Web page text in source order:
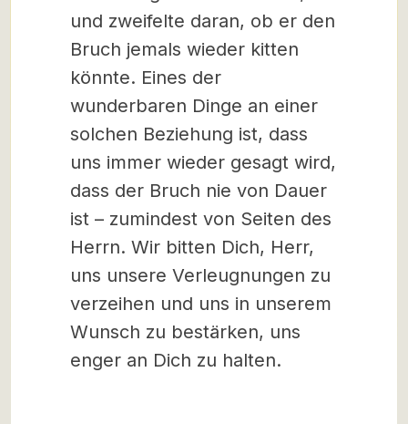
und zweifelte daran, ob er den
Bruch jemals wieder kitten
könnte. Eines der
wunderbaren Dinge an einer
solchen Beziehung ist, dass
uns immer wieder gesagt wird,
dass der Bruch nie von Dauer
ist – zumindest von Seiten des
Herrn. Wir bitten Dich, Herr,
uns unsere Verleugnungen zu
verzeihen und uns in unserem
Wunsch zu bestärken, uns
enger an Dich zu halten.